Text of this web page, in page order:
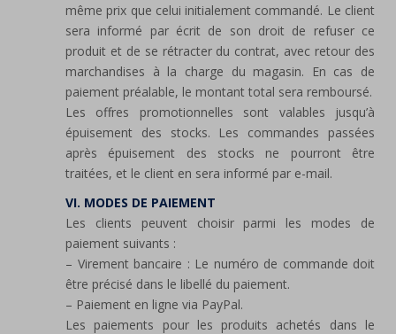
même prix que celui initialement commandé. Le client
sera informé par écrit de son droit de refuser ce
produit et de se rétracter du contrat, avec retour des
marchandises à la charge du magasin. En cas de
paiement préalable, le montant total sera remboursé.
Les offres promotionnelles sont valables jusqu’à
épuisement des stocks. Les commandes passées
après épuisement des stocks ne pourront être
traitées, et le client en sera informé par e-mail.
VI. MODES DE PAIEMENT
Les clients peuvent choisir parmi les modes de
paiement suivants :
– Virement bancaire : Le numéro de commande doit
être précisé dans le libellé du paiement.
– Paiement en ligne via PayPal.
Les paiements pour les produits achetés dans le